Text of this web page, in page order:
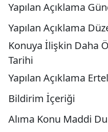
Yapılan Açıklama
Yapılan Açıklama
Konuya İlişkin Daha
Tarihi
Yapılan Açıklama
Bildirim İçeriği
Alıma Konu Maddi